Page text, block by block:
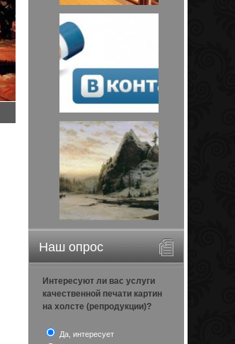
Наш опрос
Интересуют ли вас услуги
качественной печати картин
на холсте (репродукции)?
Да, интересует